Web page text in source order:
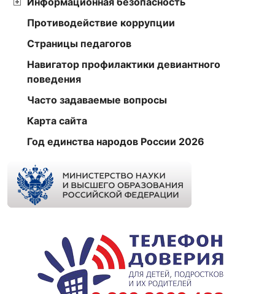
Противодействие коррупции
Страницы педагогов
Навигатор профилактики девиантного
поведения
Часто задаваемые вопросы
Карта сайта
Год единства народов России 2026